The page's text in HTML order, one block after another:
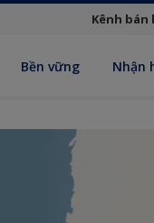
Kênh bán
Bền vững Nhận